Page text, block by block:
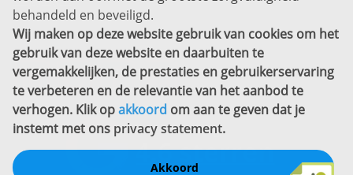
Bekijk ook eens
behandeld en beveiligd.
Wij maken op deze website gebruik van cookies om het
gebruik van deze website en daarbuiten te
vergemakkelijken, de prestaties en gebruikerservaring
te verbeteren en de relevantie van het aanbod te
verhogen. Klik opakkoord om aan te geven dat je
instemt met ons privacy statement.
Akkoord